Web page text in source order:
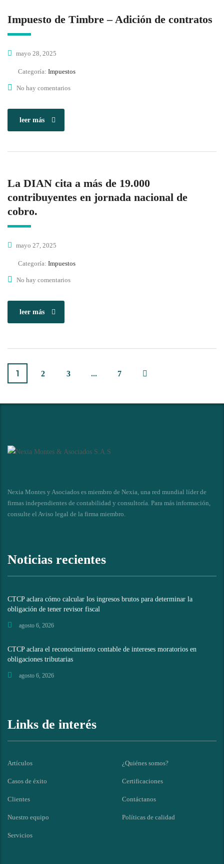
Impuesto de Timbre – Adición de contratos
mayo 28, 2025
Categoría: Impuestos
No hay comentarios
leer más
La DIAN cita a más de 19.000
contribuyentes en jornada nacional de
cobro.
mayo 27, 2025
Categoría: Impuestos
No hay comentarios
leer más
1 2 3 … 7
Nexia Montes y Asociados es miembro de Nexia, una red mundial líder de
firmas independientes de contabilidad y consultoría. Para más información,
consulte el Aviso legal de la firma miembro.
Noticias recientes
CTCP aclara cómo calcular los ingresos brutos para determinar la
obligación de tener revisor fiscal
agosto 6, 2026
CTCP aclara el reconocimiento contable de intereses moratorios en
obligaciones tributarias
agosto 6, 2026
Links de interés
Artículos ¿Quiénes somos?
Casos de éxito Certificaciones
Clientes Contáctanos
Nuestro equipo Políticas de calidad
Servicios